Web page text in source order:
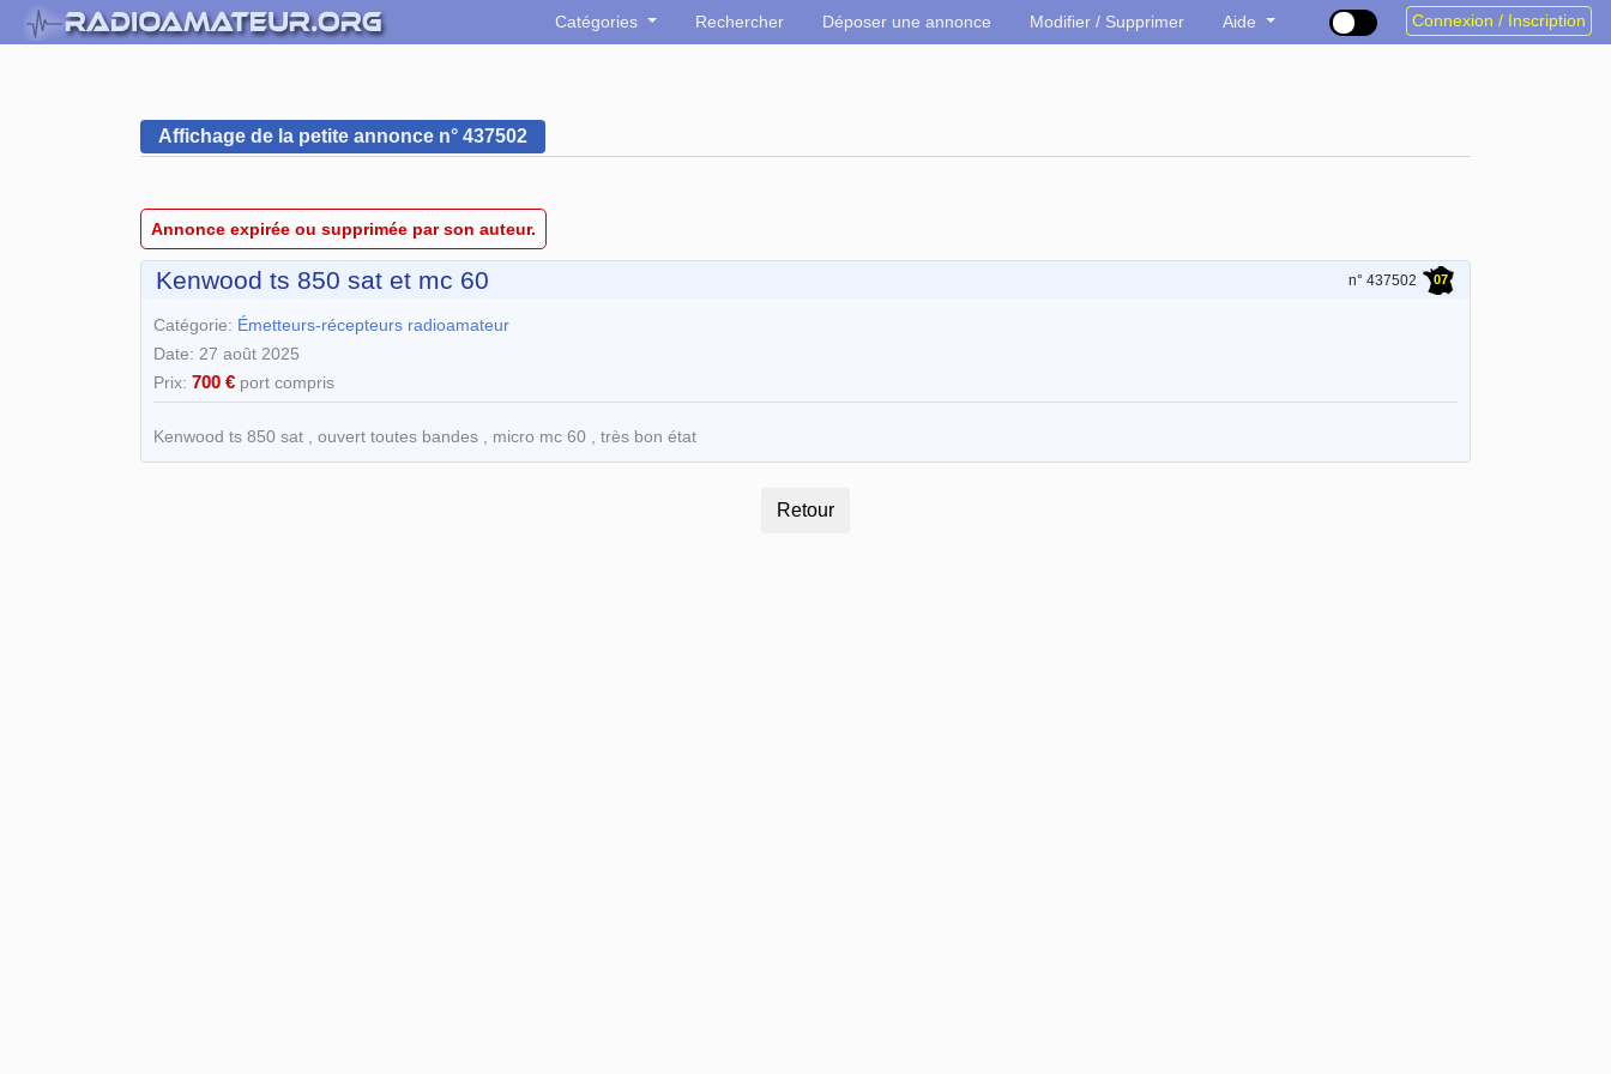
Catégories Rechercher Déposer une annonce Modifier / Supprimer Aide Connexion / Inscription
Affichage de la petite annonce n° 437502
Annonce expirée ou supprimée par son auteur.
Kenwood ts 850 sat et mc 60 n° 437502 07
Catégorie: Émetteurs-récepteurs radioamateur
Date: 27 août 2025
Prix: 700 € port compris
Kenwood ts 850 sat , ouvert toutes bandes , micro mc 60 , très bon état